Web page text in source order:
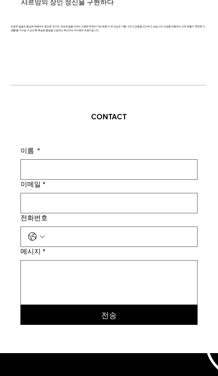
샤르망의 장인 정신을 구현하다
안경은 얼굴의 중심에 착용하는 중요한 것이자, 개성에 빛을 더하는 소중한 존재이기에, 한층 더 큰 안심과 기쁨, 그리고 감동을 선사하고 싶습니다. 안경을 착용하는 모든 분들이 '쾌적한 시
생활'을 누리실 수 있도록, 확실한 품질을 고집하는 혁신적인 아이웨어 브랜드입니다.
CONTACT
이름 *
이메일 *
전화번호
메시지 *
전송